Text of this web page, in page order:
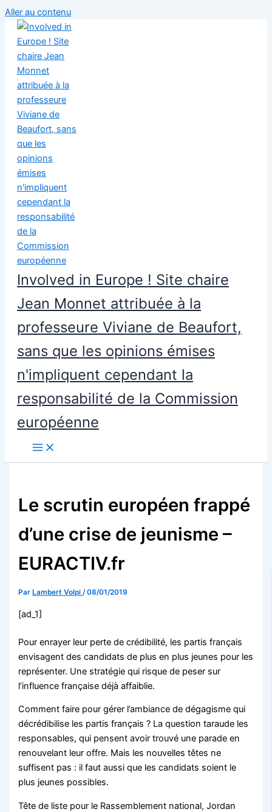
Aller au contenu
Involved in Europe ! Site chaire
Jean Monnet attribuée à la
professeure Viviane de Beaufort,
sans que les opinions émises
n'impliquent cependant la
responsabilité de la Commission
européenne
Le scrutin européen frappé
d’une crise de jeunisme –
EURACTIV.fr
Par Lambert Volpi/08/01/2019
[ad_1]
Pour enrayer leur perte de crédibilité, les partis français
envisagent des candidats de plus en plus jeunes pour les
représenter. Une stratégie qui risque de peser sur
l’influence française déjà affaiblie.
Comment faire pour gérer l’ambiance de dégagisme qui
décrédibilise les partis français ? La question taraude les
responsables, qui pensent avoir trouvé une parade en
renouvelant leur offre. Mais les nouvelles têtes ne
suffisent pas : il faut aussi que les candidats soient le
plus jeunes possibles.
Tête de liste pour le Rassemblement national, Jordan